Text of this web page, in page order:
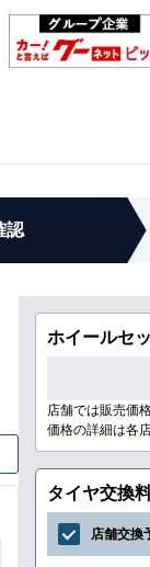
認
ホイールセ
店舗では販売価
価格の詳細は各
タイヤ交換
店舗交換